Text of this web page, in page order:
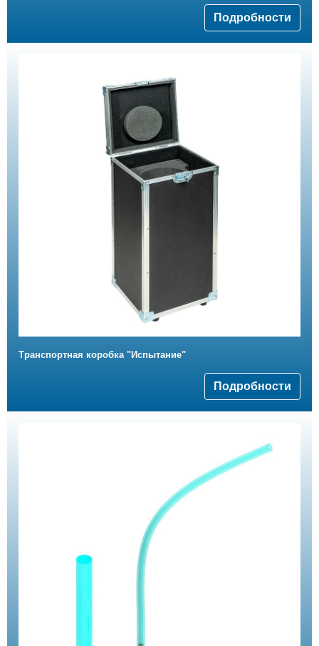
Подробности
Транспортная коробка "Испытание"
Подробности